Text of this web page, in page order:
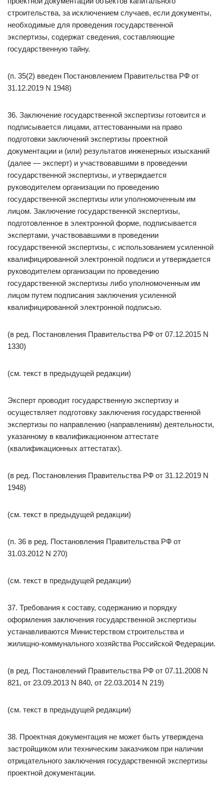
строительства, за исключением случаев, если документы,
необходимые для проведения государственной
экспертизы, содержат сведения, составляющие
государственную тайну.
(п. 35(2) введен Постановлением Правительства РФ от
31.12.2019 N 1948)
36. Заключение государственной экспертизы готовится и
подписывается лицами, аттестованными на право
подготовки заключений экспертизы проектной
документации и (или) результатов инженерных изысканий
(далее — эксперт) и участвовавшими в проведении
государственной экспертизы, и утверждается
руководителем организации по проведению
государственной экспертизы или уполномоченным им
лицом. Заключение государственной экспертизы,
подготовленное в электронной форме, подписывается
экспертами, участвовавшими в проведении
государственной экспертизы, с использованием усиленной
квалифицированной электронной подписи и утверждается
руководителем организации по проведению
государственной экспертизы либо уполномоченным им
лицом путем подписания заключения усиленной
квалифицированной электронной подписью.
(в ред. Постановления Правительства РФ от 07.12.2015 N
1330)
(см. текст в предыдущей редакции)
Эксперт проводит государственную экспертизу и
осуществляет подготовку заключения государственной
экспертизы по направлению (направлениям) деятельности,
указанному в квалификационном аттестате
(квалификационных аттестатах).
(в ред. Постановления Правительства РФ от 31.12.2019 N
1948)
(см. текст в предыдущей редакции)
(п. 36 в ред. Постановления Правительства РФ от
31.03.2012 N 270)
(см. текст в предыдущей редакции)
37. Требования к составу, содержанию и порядку
оформления заключения государственной экспертизы
устанавливаются Министерством строительства и
жилищно-коммунального хозяйства Российской Федерации.
(в ред. Постановлений Правительства РФ от 07.11.2008 N
821, от 23.09.2013 N 840, от 22.03.2014 N 219)
(см. текст в предыдущей редакции)
38. Проектная документация не может быть утверждена
застройщиком или техническим заказчиком при наличии
отрицательного заключения государственной экспертизы
проектной документации.